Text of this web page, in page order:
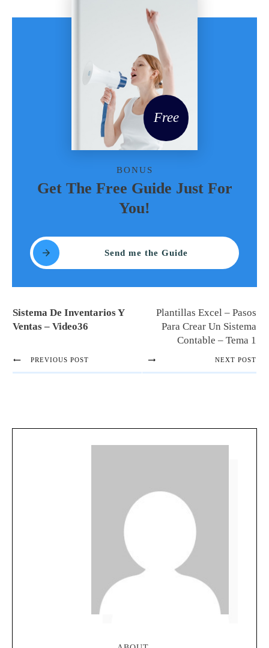
BONUS
Get The Free Guide Just For
You!
Send me the Guide
Free
Sistema De Inventarios Y
Ventas – Video36
Plantillas Excel – Pasos
Para Crear Un Sistema
Contable – Tema 1
PREVIOUS POST NEXT POST